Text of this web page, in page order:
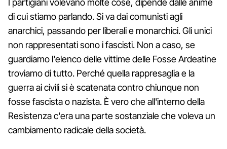
I partigiani volevano molte cose, dipende dalle anime
di cui stiamo parlando. Si va dai comunisti agli
anarchici, passando per liberali e monarchici. Gli unici
non rappresentati sono i fascisti. Non a caso, se
guardiamo l'elenco delle vittime delle Fosse Ardeatine
troviamo di tutto. Perché quella rappresaglia e la
guerra ai civili si è scatenata contro chiunque non
fosse fascista o nazista. È vero che all'interno della
Resistenza c'era una parte sostanziale che voleva un
cambiamento radicale della società.